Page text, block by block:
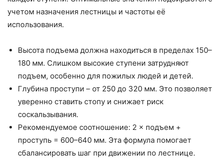
учетом назначения лестницы и частоты её
использования.
Высота подъема должна находиться в пределах 150–
180 мм. Слишком высокие ступени затрудняют
подъем, особенно для пожилых людей и детей.
Глубина проступи – от 250 до 320 мм. Это позволяет
уверенно ставить стопу и снижает риск
соскальзывания.
Рекомендуемое соотношение: 2 × подъем +
проступь = 600–640 мм. Эта формула помогает
сбалансировать шаг при движении по лестнице.